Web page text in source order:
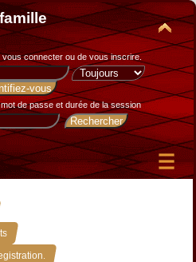
vous connecter ou de vous inscrire.
de passe et durée de la session
»